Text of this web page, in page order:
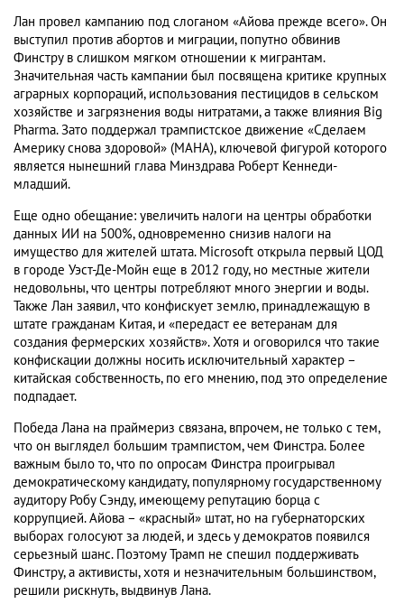
Лан провел кампанию под слоганом «Айова прежде всего». Он
выступил против абортов и миграции, попутно обвинив
Финстру в слишком мягком отношении к мигрантам.
Значительная часть кампании был посвящена критике крупных
аграрных корпораций, использования пестицидов в сельском
хозяйстве и загрязнения воды нитратами, а также влияния Big
Pharma. Зато поддержал трампистское движение «Сделаем
Америку снова здоровой» (MAHA), ключевой фигурой которого
является нынешний глава Минздрава Роберт Кеннеди-
младший.
Еще одно обещание: увеличить налоги на центры обработки
данных ИИ на 500%, одновременно снизив налоги на
имущество для жителей штата. Microsoft открыла первый ЦОД
в городе Уэст-Де-Мойн еще в 2012 году, но местные жители
недовольны, что центры потребляют много энергии и воды.
Также Лан заявил, что конфискует землю, принадлежащую в
штате гражданам Китая, и «передаст ее ветеранам для
создания фермерских хозяйств». Хотя и оговорился что такие
конфискации должны носить исключительный характер –
китайская собственность, по его мнению, под это определение
подпадает.
Победа Лана на праймериз связана, впрочем, не только с тем,
что он выглядел большим трампистом, чем Финстра. Более
важным было то, что по опросам Финстра проигрывал
демократическому кандидату, популярному государственному
аудитору Робу Сэнду, имеющему репутацию борца с
коррупцией. Айова – «красный» штат, но на губернаторских
выборах голосуют за людей, и здесь у демократов появился
серьезный шанс. Поэтому Трамп не спешил поддерживать
Финстру, а активисты, хотя и незначительным большинством,
решили рискнуть, выдвинув Лана.